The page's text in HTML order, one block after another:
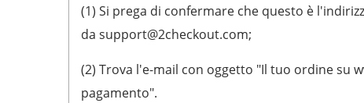
(1) Si prega di confermare che questo è
da support@2checkout.com;
(2) Trova l'e-mail con oggetto "Il tuo ordine su
pagamento".